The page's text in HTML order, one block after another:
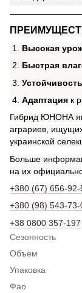
Высокая
Быстрая
Адаптация к
Гибрид ЮНОНА
аграриев,
украинской
Больше
на их
+380 (67) 656-92-
+380 (98) 543-73-
+38 0800 357-197
Сезонность
Объем
Упаковка
Фао